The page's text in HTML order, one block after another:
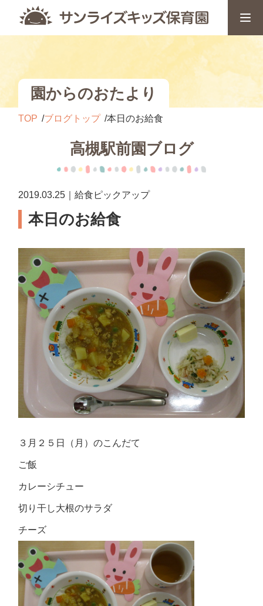
園からのおたより
TOP ブログトップ 本日のお給食
高槻駅前園ブログ
2019.03.25｜給食ピックアップ
本日のお給食
３月２５日（月）のこんだて
ご飯
カレーシチュー
切り干し大根のサラダ
チーズ